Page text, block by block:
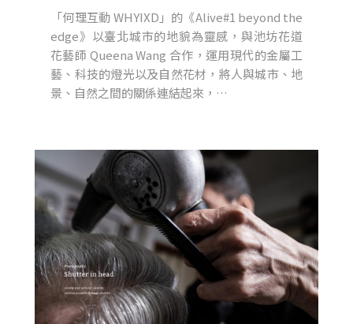
「何理互動 WHYIXD」的《Alive#1 beyond the
edge》以臺北城市的地貌為靈感，與池坊花道
花藝師 Queena Wang 合作，運用現代的金屬工
藝、科技的燈光以及自然花材，將人與城市、地
景、自然之間的關係連結起來，…